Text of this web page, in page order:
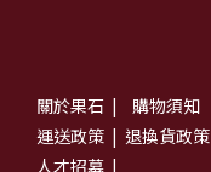
關於果石 | 購物須知
運送政策 | 退換貨政策
人才招募 |